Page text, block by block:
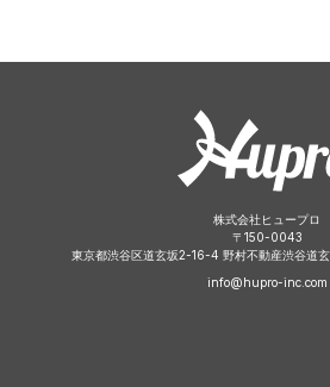
株式会社ヒュープロ
〒 150-0043
東京都渋谷区道玄坂2-16-4 野村不動産渋谷道
info@hupro-inc.com